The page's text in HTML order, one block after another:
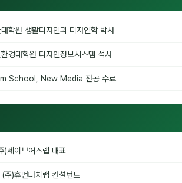
학원 생활디자인과 디자인학 박사
경대학원 디자인정보시스템 석사
School, New Media 전공 수료
)세이브어스랩 대표
주)휴먼터치랩 컨설턴트